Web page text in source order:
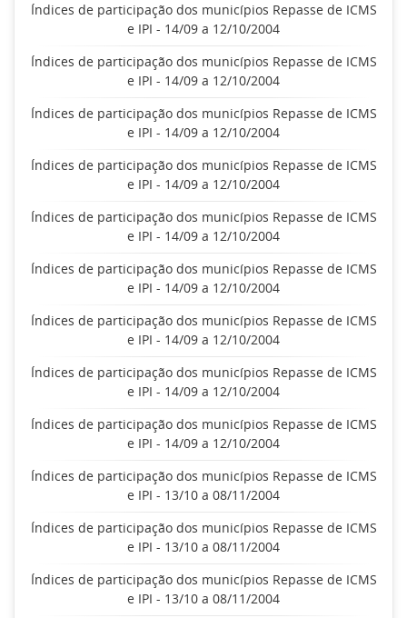
Índices de participação dos municípios Repasse de ICMS
e IPI - 14/09 a 12/10/2004
Índices de participação dos municípios Repasse de ICMS
e IPI - 14/09 a 12/10/2004
Índices de participação dos municípios Repasse de ICMS
e IPI - 14/09 a 12/10/2004
Índices de participação dos municípios Repasse de ICMS
e IPI - 14/09 a 12/10/2004
Índices de participação dos municípios Repasse de ICMS
e IPI - 14/09 a 12/10/2004
Índices de participação dos municípios Repasse de ICMS
e IPI - 14/09 a 12/10/2004
Índices de participação dos municípios Repasse de ICMS
e IPI - 14/09 a 12/10/2004
Índices de participação dos municípios Repasse de ICMS
e IPI - 14/09 a 12/10/2004
Índices de participação dos municípios Repasse de ICMS
e IPI - 14/09 a 12/10/2004
Índices de participação dos municípios Repasse de ICMS
e IPI - 13/10 a 08/11/2004
Índices de participação dos municípios Repasse de ICMS
e IPI - 13/10 a 08/11/2004
Índices de participação dos municípios Repasse de ICMS
e IPI - 13/10 a 08/11/2004